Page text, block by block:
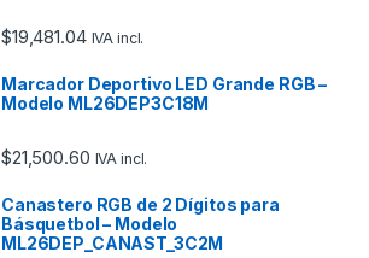
$19,481.04 IVA incl.
Marcador Deportivo LED Grande RGB –
Modelo ML26DEP3C18M
$21,500.60 IVA incl.
Canastero RGB de 2 Dígitos para
Básquetbol – Modelo
ML26DEP_CANAST_3C2M